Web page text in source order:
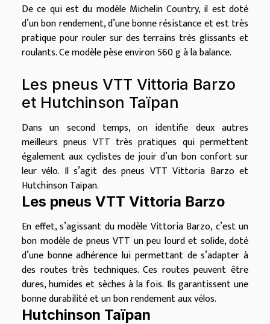
De ce qui est du modèle Michelin Country, il est doté
d’un bon rendement, d’une bonne résistance et est très
pratique pour rouler sur des terrains très glissants et
roulants. Ce modèle pèse environ 560 g à la balance.
Les pneus VTT Vittoria Barzo
et Hutchinson Taïpan
Dans un second temps, on identifie deux autres
meilleurs pneus VTT très pratiques qui permettent
également aux cyclistes de jouir d’un bon confort sur
leur vélo. Il s’agit des pneus VTT Vittoria Barzo et
Hutchinson Taïpan.
Les pneus VTT Vittoria Barzo
En effet, s’agissant du modèle Vittoria Barzo, c’est un
bon modèle de pneus VTT un peu lourd et solide, doté
d’une bonne adhérence lui permettant de s’adapter à
des routes très techniques. Ces routes peuvent être
dures, humides et sèches à la fois. Ils garantissent une
bonne durabilité et un bon rendement aux vélos.
Hutchinson Taïpan